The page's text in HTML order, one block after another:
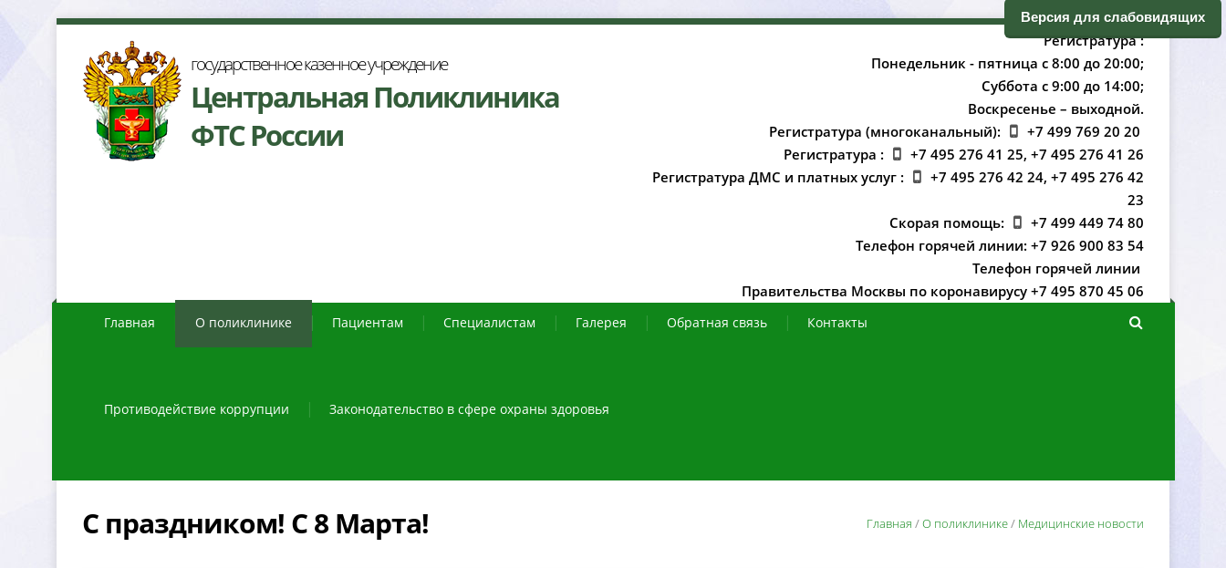
осударственное казенное учреждение
Центральная Поликлиника
ФТС России
Регистратура :
Понедельник - пятница с 8:00 до 20:00;
Суббота с 9:00 до 14:00;
оскресенье – выходной.
Регистратура (многоканальный):
+7 499 769 20 20
Регистратура :
+7 495 276 41 25, +7 495 276 41 26
Регистратура ДМС и платных услуг :
+7 495 276 42 24, +7 495 276 42
23
Скорая помощь:
+7 499 449 74 80
Телефон горячей линии: +7 926 900 83 54
Телефон горячей линии
Правительства Москвы по коронавирусу +7 495 870 45 06
Главная О поликлинике Пациентам Специалистам Галерея Обратная связь Контакты
Противодействие коррупции Законодательство в сфере охраны здоровья
C праздником! С 8 Марта! Главная /О поликлинике/ Медицинские новости
ерсия для слабовидящих